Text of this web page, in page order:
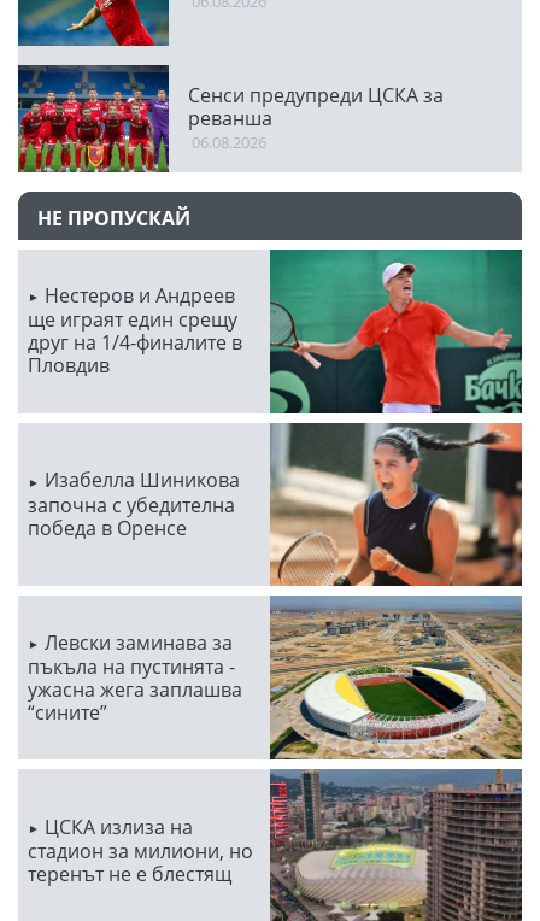
Сенси предупреди ЦСКА за
реванша
06.08.2026
НЕ ПРОПУСКАЙ
Нестеров и Андреев
ще играят един срещу
друг на 1/4-финалите в
Пловдив
Изабелла Шиникова
започна с убедителна
победа в Оренсе
Левски заминава за
пъкъла на пустинята -
ужасна жега заплашва
“сините”
ЦСКА излиза на
стадион за милиони, но
теренът не е блестящ